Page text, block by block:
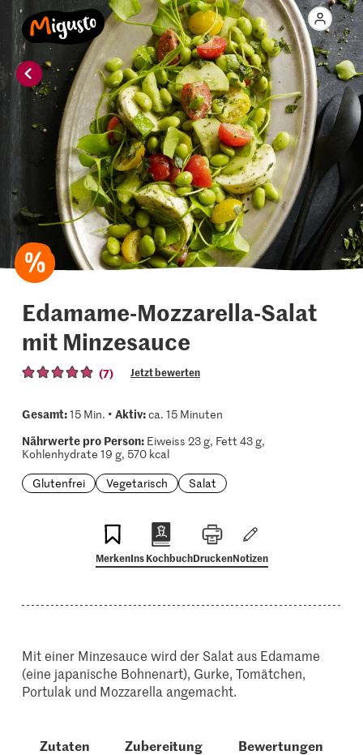
Edamame-Mozzarella-Salat
mit Minzesauce
(7) Jetzt bewerten
Gesamt:15 Min. • Aktiv:ca. 15 Minuten
Nährwerte pro Person:Eiweiss 23 g, Fett 43 g,
Kohlenhydrate 19 g, 570 kcal
Glutenfrei
Vegetarisch Salat
MerkenIns KochbuchDruckenNotizen
Mit einer Minzesauce wird der Salat aus Edamame
(eine japanische Bohnenart), Gurke, Tomätchen,
Portulak und Mozzarella angemacht.
Zutaten Zubereitung Bewertungen